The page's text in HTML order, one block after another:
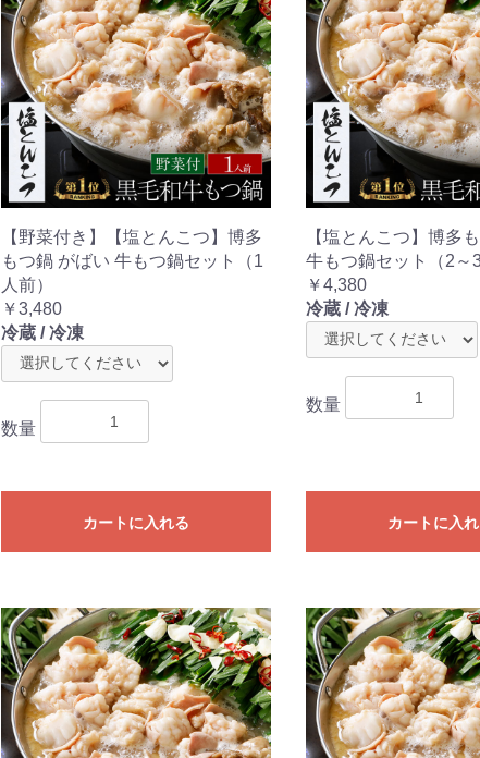
【野菜付き】【塩とんこつ】博多
もつ鍋 がばい 牛もつ鍋セット（1
人前）
￥3,480
冷蔵 / 冷凍
数量
カートに入れる
【塩とんこつ】博多
牛もつ鍋セット（2～3
￥4,380
冷蔵 / 冷凍
数量
カートに入